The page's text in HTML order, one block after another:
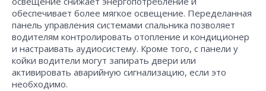
обеспечивает более мягкое освещение. Переделанная
панель управления системами спальника позволяет
водителям контролировать отопление и кондиционер
и настраивать аудиосистему. Кроме того, с панели у
койки водители могут запирать двери или
активировать аварийную сигнализацию, если это
необходимо.